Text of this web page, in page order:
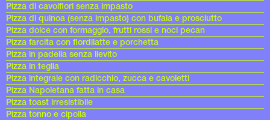
Pizza di cavolfiori senza impasto
Pizza di quinoa (senza impasto) con bufala e prosciutto
Pizza dolce con formaggio, frutti rossi e noci pecan
Pizza farcita con fiordilatte e porchetta
Pizza in padella senza lievito
Pizza in teglia
Pizza integrale con radicchio, zucca e cavoletti
Pizza Napoletana fatta in casa
Pizza toast irresistibile
Pizza tonno e cipolla